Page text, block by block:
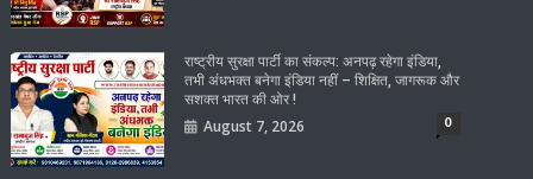
राष्ट्रीय सुरक्षा पार्टी का संकल्प: अनपढ़ रहेगा इंडिया,
तभी अंधभक्त बनेगा इंडिया नहीं – शिक्षित, जागरूक और
सशक्त भारत की ओर !
August 7, 2026 0